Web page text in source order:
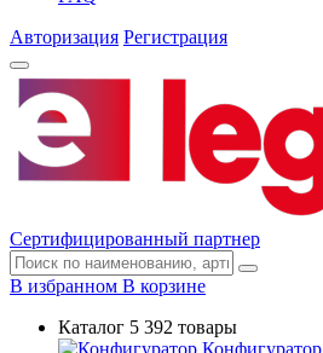
Авторизация Регистрация
Сертифицированный партнер
В избранном В корзине
Каталог 5 392 товары
Конфигуратор